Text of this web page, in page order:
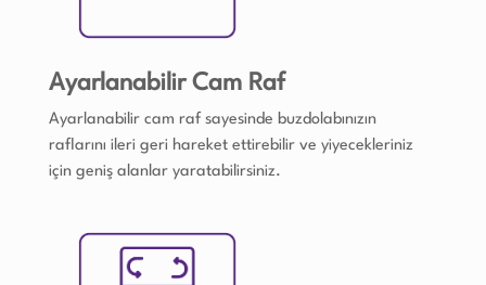
Ayarlanabilir Cam Raf
Ayarlanabilir cam raf sayesinde buzdolabınızın
raflarını ileri geri hareket ettirebilir ve yiyecekleriniz
için geniş alanlar yaratabilirsiniz.